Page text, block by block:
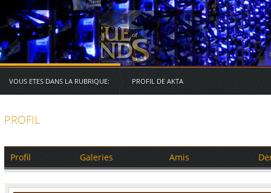
Serveurs des RG
VOUS ETES DANS LA RUBRIQUE: PROFIL DE AKTA
PROFIL
Profil Galeries Amis